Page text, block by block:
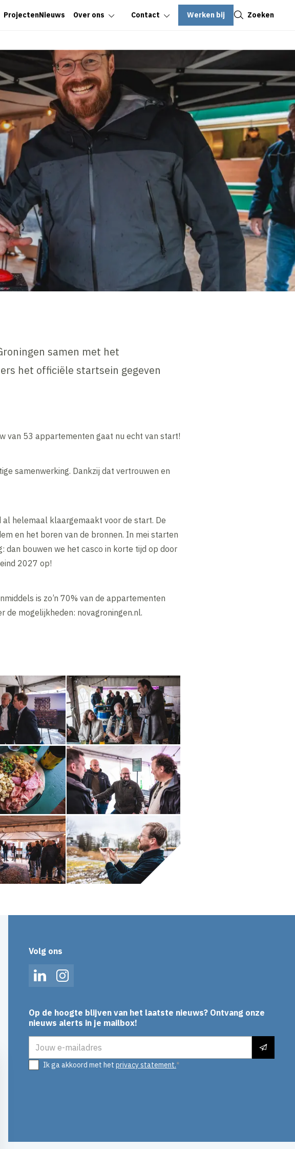
ProjectenNieuws Over ons Contact Werken bij Zoeken
samen met het
het officiële startsein gegeven
van 53 appartementen gaat nu echt van start!
samenwerking. Dankzij dat vertrouwen en
helemaal klaargemaakt voor de start. De
en het boren van de bronnen. In mei starten
dan bouwen we het casco in korte tijd op door
2027 op!
is zo’n 70% van de appartementen
de mogelijkheden: novagroningen.nl.
Volg ons
LinkedInInstagram
Op de hoogte blijven van het laatste nieuws? Ontvang onze
nieuws alerts in je mailbox!
Ik ga akkoord met het privacy statement.
Sluiten